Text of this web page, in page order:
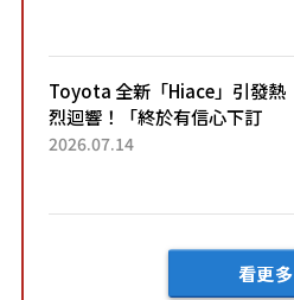
「三...
Toyota 全新「Hiace」引發熱
烈迴響！「終於有信心下訂
了！」「哪個等級交車最
車？...
2026.07.14
看更多